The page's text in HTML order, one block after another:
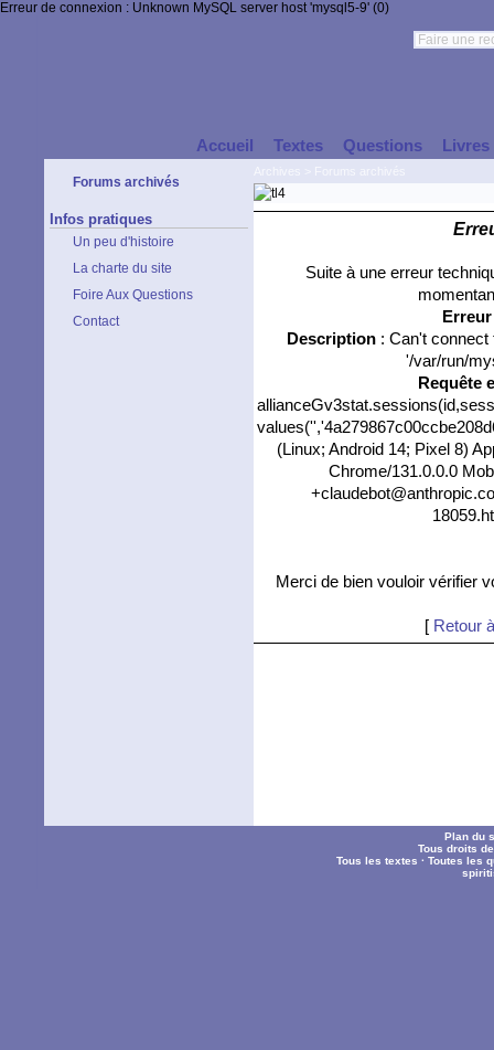
Erreur de connexion : Unknown MySQL server host 'mysql5-9' (0)
Accueil Textes Questions Livres
Forums archivés
Infos pratiques
Un peu d'histoire
La charte du site
Foire Aux Questions
Contact
Suite à une erreur
Description: Can't connect
'/var/run/
Requête
(Linux; Android 14; Pixel 8)
Chrome/131.0.0.0
Merci de bien vouloir vérifier
[ Retour
Plan du
Tous droits
Tous les textes ·Toutes les